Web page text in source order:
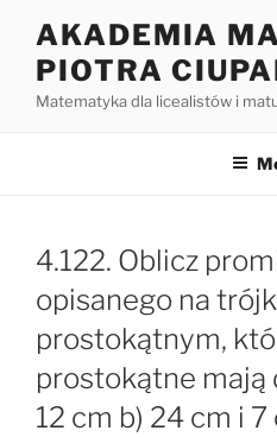
treści
AKADEMIA
PIOTRA
Matematyka dla licealistów i
4.122. Oblicz
opisanego na
prostokątnym,
prostokątne mają
12 cm b) 24 cm i